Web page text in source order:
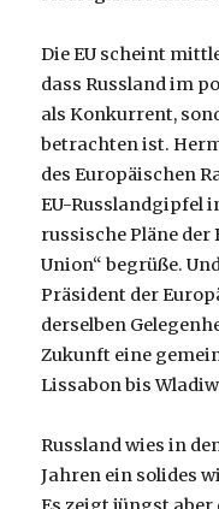
Die EU scheint
dass Russland im
als Konkurrent,
betrachten ist.
des Europäischen
EU-Russlandgipfel
russische Pläne
Union“ begrüße.
Präsident der
derselben
Zukunft eine
Lissabon bis
Russland wies in
Jahren ein solides